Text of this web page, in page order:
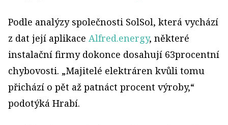
Podle analýzy společnosti SolSol, která vychází
z dat její aplikace Alfred.energy, některé
instalační firmy dokonce dosahují 63procentní
chybovosti. „Majitelé elektráren kvůli tomu
přichází o pět až patnáct procent výroby,“
podotýká Hrabí.